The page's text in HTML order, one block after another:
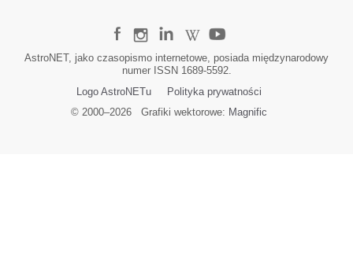
AstroNET, jako czasopismo internetowe, posiada międzynarodowy
numer ISSN 1689-5592.
Logo AstroNETu
Polityka prywatności
© 2000–2026Grafiki wektorowe: Magnific